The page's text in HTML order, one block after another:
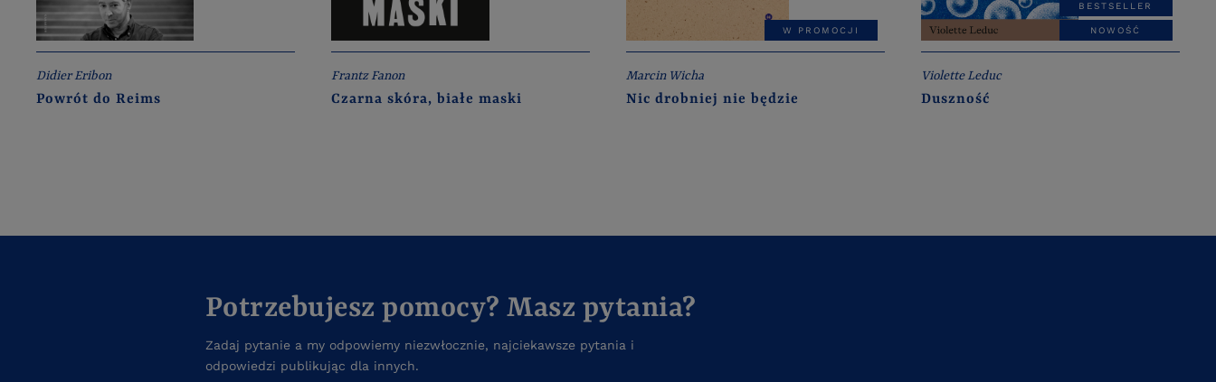
Didier Eribon
Powrót do Reims
Frantz Fanon
Czarna skóra, białe maski
W PROMOCJI
Marcin Wicha
Nic drobniej nie będzie
BESTSELLER
NOWOŚĆ
Violette Leduc
Duszność
Potrzebujesz pomocy? Masz pytania?
Zadaj pytanie a my odpowiemy niezwłocznie, najciekawsze pytania i
odpowiedzi publikując dla innych.